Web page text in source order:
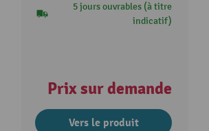
5 jours ouvrables (à titre
indicatif)
Prix sur demande
Vers le produit